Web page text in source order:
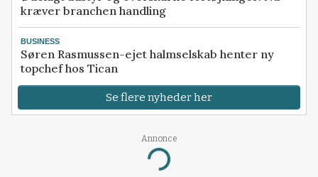
kræver branchen handling
BUSINESS
Søren Rasmussen-ejet halmselskab henter ny
topchef hos Tican
Se flere nyheder her
Annonce
Loading...